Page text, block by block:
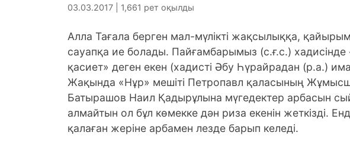
03.03.2017 | 1,661 рет оқылды
Алла Тағала берген мал-мүлікті жақсылыққа,
сауапқа ие болады. Пайғамбарымыз (с.ғ.с.)
қасиет» деген екен (хадисті Әбу Һүрайрадан (р.а.)
Жақында «Нұр» мешіті Петропавл қаласының
Батырашов Наил Қадырұлына мүгедектер арбасын
алмайтын ол бұл көмекке дән риза екенін жеткізді.
қалаған жеріне арбамен лезде барып келеді.